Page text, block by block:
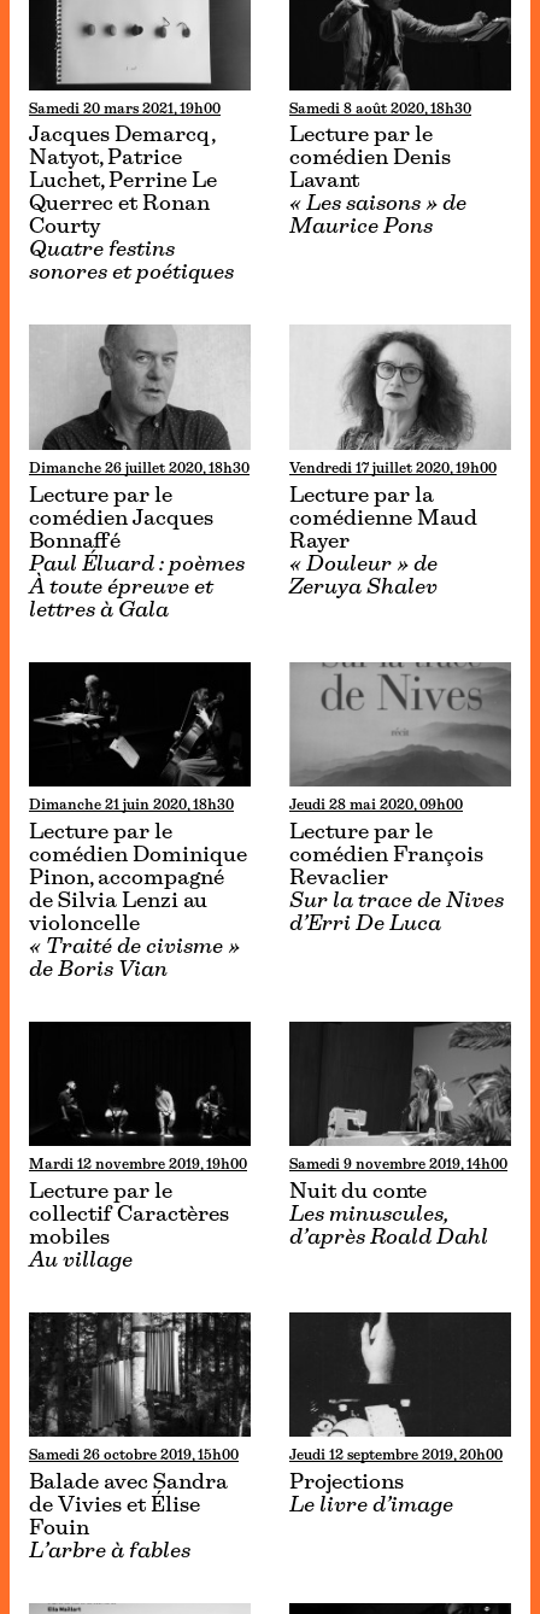
Samedi 20 mars 2021, 19h00
Jacques Demarcq,
Natyot, Patrice
Luchet, Perrine Le
Querrec et Ronan
Courty
Quatre festins
sonores et poétiques
Samedi 8 août 2020, 18h30
Lecture par le
comédien Denis
Lavant
« Les saisons » de
Maurice Pons
Dimanche 26 juillet 2020, 18h30
Lecture par le
comédien Jacques
Bonnaffé
Paul Éluard : poèmes
À toute épreuve et
lettres à Gala
Vendredi 17 juillet 2020, 19h00
Lecture par la
comédienne Maud
Rayer
« Douleur » de
Zeruya Shalev
Dimanche 21 juin 2020, 18h30
Lecture par le
comédien Dominique
Pinon, accompagné
de Silvia Lenzi au
violoncelle
« Traité de civisme »
de Boris Vian
Jeudi 28 mai 2020, 09h00
Lecture par le
comédien François
Revaclier
Sur la trace de Nives
d’Erri De Luca
Mardi 12 novembre 2019, 19h00
Lecture par le
collectif Caractères
mobiles
Au village
Samedi 9 novembre 2019, 14h00
Nuit du conte
Les minuscules,
d’après Roald Dahl
Samedi 26 octobre 2019, 15h00
Balade avec Sandra
de Vivies et Élise
Fouin
L’arbre à fables
Jeudi 12 septembre 2019, 20h00
Projections
Le livre d’image